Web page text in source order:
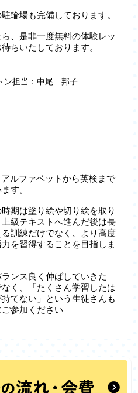
輪場も完備しております。
、是非一度無料の体験レッ
ちいたしております。
ン担当：中尾 邦子
ルファベットから英検まで
す。
期は塗り絵や切り絵を取り
級テキストへ進んだ後は長
訓練だけでなく、より高度
を習得することを目指しま
ンス良く伸ばしていきた
く、「たくさん学習したは
てない」という生徒さんも
参加ください